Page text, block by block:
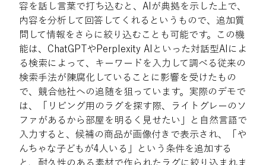
容を話し言葉で打ち込むと、AIが典拠を示した上で、
内容を分析して回答してくれるというもので、追加質
問して情報をさらに絞り込むことも可能です。この機
能は、ChatGPTやPerplexity AIといった対話型AIによ
る検索によって、キーワードを入力して調べる従来の
検索手法が陳腐化していることに影響を受けたもの
で、競合他社への追随を狙っています。実際のデモで
は、「リビング用のラグを探す際、ライトグレーのソ
ファがあるから部屋を明るく見せたい」と自然言語で
入力すると、候補の商品が画像付きで表示され、「や
んちゃな子どもが4人いる」という条件を追加する
と、耐久性のある素材で作られたラグに絞り込まれま